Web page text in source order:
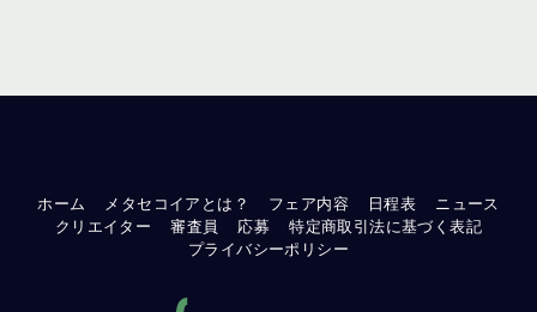
ホーム メタセコイアとは？ フェア内容 日程表
ニュース
クリエイター
審査員 応募
特定商取引法に基づく表記
プライバシーポリシー